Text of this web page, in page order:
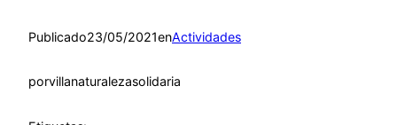
Publicado23/05/2021enActividades
porvillanaturalezasolidaria